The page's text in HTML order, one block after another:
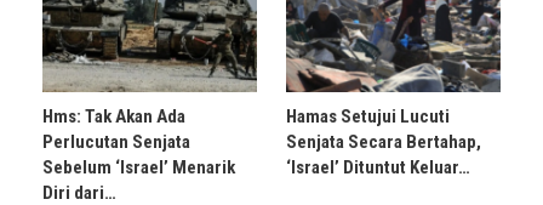
Hms: Tak Akan Ada
Perlucutan Senjata
Sebelum ‘Israel’ Menarik
Diri dari…
Hamas Setujui Lucuti
Senjata Secara Bertahap,
‘Israel’ Dituntut Keluar…